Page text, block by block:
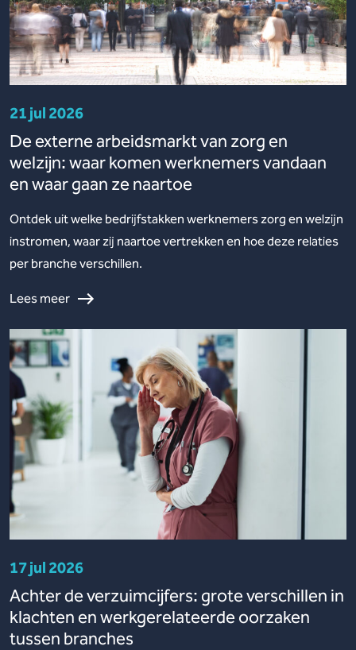
21 jul 2026
De externe arbeidsmarkt van zorg en
welzijn: waar komen werknemers vandaan
en waar gaan ze naartoe
Ontdek uit welke bedrijfstakken werknemers zorg en welzijn
instromen, waar zij naartoe vertrekken en hoe deze relaties
per branche verschillen.
Lees meer
17 jul 2026
Achter de verzuimcijfers: grote verschillen in
klachten en werkgerelateerde oorzaken
tussen branches